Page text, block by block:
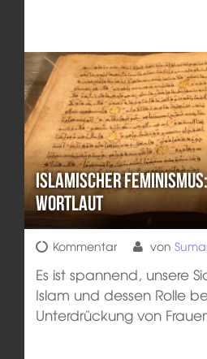
Islamischer
Wortlaut
Kommentar von
Es ist spannend, unsere
Islam und dessen Rolle
Unterdrückung von